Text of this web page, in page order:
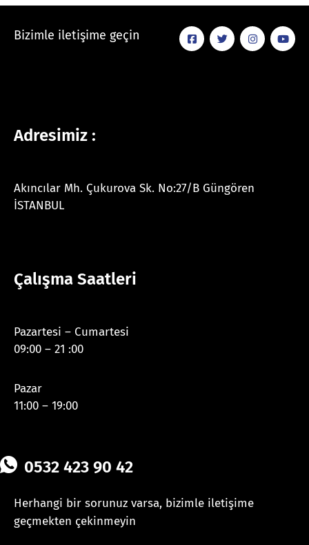
Bizimle iletişime geçin
Adresimiz :
Akıncılar Mh. Çukurova Sk. No:27/B Güngören
İSTANBUL
Çalışma Saatleri
Pazartesi – Cumartesi
09:00 – 21 :00
Pazar
11:00 – 19:00
0532 423 90 42
Herhangi bir sorunuz varsa, bizimle iletişime
geçmekten çekinmeyin